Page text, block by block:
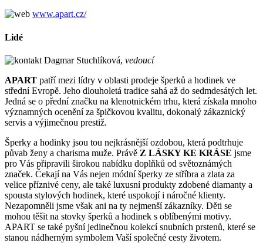
www.apart.cz/
Lidé
Dagmar Stuchlíková, vedoucí
APART patří mezi lídry v oblasti prodeje šperků a hodinek ve
střední Evropě. Jeho dlouholetá tradice sahá až do sedmdesátých let.
Jedná se o přední značku na klenotnickém trhu, která získala mnoho
významných ocenění za špičkovou kvalitu, dokonalý zákaznický
servis a výjimečnou prestiž.
Šperky a hodinky jsou tou nejkrásnější ozdobou, která podtrhuje
půvab ženy a charisma muže. Právě Z LÁSKY KE KRÁSE jsme
pro Vás připravili širokou nabídku doplňků od světoznámých
značek. Čekají na Vás nejen módní šperky ze stříbra a zlata za
velice příznivé ceny, ale také luxusní produkty zdobené diamanty a
spousta stylových hodinek, které uspokojí i náročné klienty.
Nezapomněli jsme však ani na ty nejmenší zákazníky. Děti se
mohou těšit na stovky šperků a hodinek s oblíbenými motivy.
APART se také pyšní jedinečnou kolekcí snubních prstenů, které se
stanou nádherným symbolem Vaší společné cesty životem.